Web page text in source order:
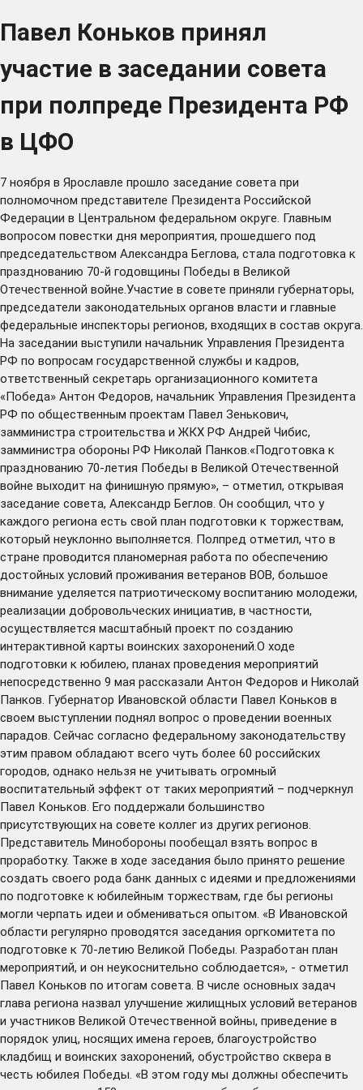
Павел Коньков принял
участие в заседании совета
при полпреде Президента РФ
в ЦФО
7 ноября в Ярославле прошло заседание совета при
полномочном представителе Президента Российской
Федерации в Центральном федеральном округе. Главным
вопросом повестки дня мероприятия, прошедшего под
председательством Александра Беглова, стала подготовка к
празднованию 70-й годовщины Победы в Великой
Отечественной войне.Участие в совете приняли губернаторы,
председатели законодательных органов власти и главные
федеральные инспекторы регионов, входящих в состав округа.
На заседании выступили начальник Управления Президента
РФ по вопросам государственной службы и кадров,
ответственный секретарь организационного комитета
«Победа» Антон Федоров, начальник Управления Президента
РФ по общественным проектам Павел Зенькович,
замминистра строительства и ЖКХ РФ Андрей Чибис,
замминистра обороны РФ Николай Панков.«Подготовка к
празднованию 70-летия Победы в Великой Отечественной
войне выходит на финишную прямую», – отметил, открывая
заседание совета, Александр Беглов. Он сообщил, что у
каждого региона есть свой план подготовки к торжествам,
который неуклонно выполняется. Полпред отметил, что в
стране проводится планомерная работа по обеспечению
достойных условий проживания ветеранов ВОВ, большое
внимание уделяется патриотическому воспитанию молодежи,
реализации добровольческих инициатив, в частности,
осуществляется масштабный проект по созданию
интерактивной карты воинских захоронений.О ходе
подготовки к юбилею, планах проведения мероприятий
непосредственно 9 мая рассказали Антон Федоров и Николай
Панков. Губернатор Ивановской области Павел Коньков в
своем выступлении поднял вопрос о проведении военных
парадов. Сейчас согласно федеральному законодательству
этим правом обладают всего чуть более 60 российских
городов, однако нельзя не учитывать огромный
воспитательный эффект от таких мероприятий – подчеркнул
Павел Коньков. Его поддержали большинство
присутствующих на совете коллег из других регионов.
Представитель Минобороны пообещал взять вопрос в
проработку. Также в ходе заседания было принято решение
создать своего рода банк данных с идеями и предложениями
по подготовке к юбилейным торжествам, где бы регионы
могли черпать идеи и обмениваться опытом. «В Ивановской
области регулярно проводятся заседания оргкомитета по
подготовке к 70-летию Великой Победы. Разработан план
мероприятий, и он неукоснительно соблюдается», - отметил
Павел Коньков по итогам совета. В числе основных задач
глава региона назвал улучшение жилищных условий ветеранов
и участников Великой Отечественной войны, приведение в
порядок улиц, носящих имена героев, благоустройство
кладбищ и воинских захоронений, обустройство сквера в
честь юбилея Победы. «В этом году мы должны обеспечить